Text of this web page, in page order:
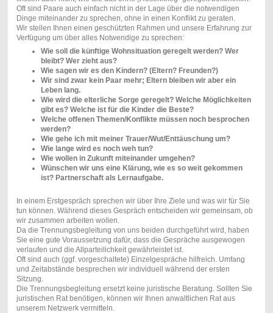
Oft sind Paare auch einfach nicht in der Lage über die notwendigen
Dinge miteinander zu sprechen, ohne in einen Konflikt zu geraten.
Wir stellen Ihnen einen geschützten Rahmen und unsere Erfahrung zur
Verfügung um über alles Notwendige zu sprechen:
Wie soll die künftige Wohnsituation geregelt werden? Wer
bleibt? Wer zieht aus?
Wie sagen wir es den Kindern? (Eltern? Freunden?)
Wir sind zwar kein Paar mehr; Eltern bleiben wir aber ein
Leben lang.
Wie wird die elterliche Sorge geregelt? Welche Möglichkeiten
gibt es? Welche ist für die Kinder die Beste?
Welche offenen Themen/Konflikte müssen noch besprochen
werden?
Wie gehe ich mit meiner Trauer/Wut/Enttäuschung um?
Wie lange wird es noch weh tun?
Wie wollen in Zukunft miteinander umgehen?
Wünschen wir uns eine Klärung, wie es so weit gekommen
ist? Partnerschaft als Lernaufgabe.
In einem Erstgespräch sprechen wir über Ihre Ziele und was wir für Sie
tun können. Während dieses Gespräch entscheiden wir gemeinsam, ob
wir zusammen arbeiten wollen.
Da die Trennungsbegleitung von uns beiden durchgeführt wird, haben
Sie eine gute Voraussetzung dafür, dass die Gespräche ausgewogen
verlaufen und die Allparteilichkeit gewährleistet ist.
Oft sind auch (ggf. vorgeschaltete) Einzelgespräche hilfreich. Umfang
und Zeitabstände besprechen wir individuell während der ersten
Sitzung.
Die Trennungsbegleitung ersetzt keine juristische Beratung. Sollten Sie
juristischen Rat benötigen, können wir Ihnen anwaltlichen Rat aus
unserem Netzwerk vermitteln.